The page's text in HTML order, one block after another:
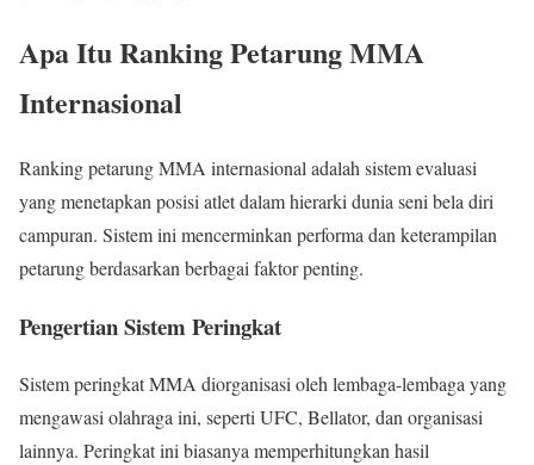
Apa Itu Ranking Petarung MMA
Internasional
Ranking petarung MMA internasional adalah sistem evaluasi
yang menetapkan posisi atlet dalam hierarki dunia seni bela diri
campuran. Sistem ini mencerminkan performa dan keterampilan
petarung berdasarkan berbagai faktor penting.
Pengertian Sistem Peringkat
Sistem peringkat MMA diorganisasi oleh lembaga-lembaga yang
mengawasi olahraga ini, seperti UFC, Bellator, dan organisasi
lainnya. Peringkat ini biasanya memperhitungkan hasil